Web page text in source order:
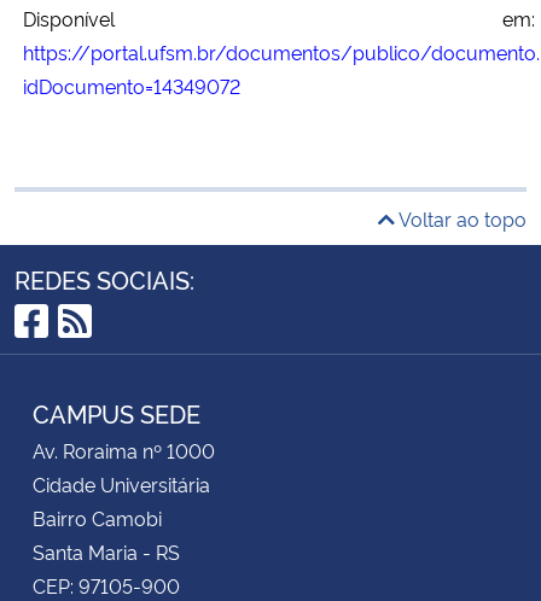
Disponível em:
https://portal.ufsm.br/documentos/publico/
idDocumento=14349072
Voltar ao topo
REDES SOCIAIS:
Facebook
RSS
CAMPUS SEDE
Av. Roraima nº 1000
Cidade Universitária
Bairro Camobi
Santa Maria - RS
CEP: 97105-900